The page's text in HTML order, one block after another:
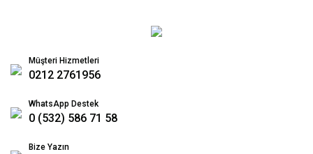
Müşteri Hizmetleri
0212 2761956
WhatsApp Destek
0 (532) 586 71 58
Bize Yazın